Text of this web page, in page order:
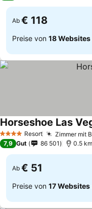
Ab € 118
Preise von 18 Websites
4 Sterne Resort Zimmer mit
Horseshoe Las
7,9 Gut 86 501 0.5
Ab € 51
Preise von 17 Websites